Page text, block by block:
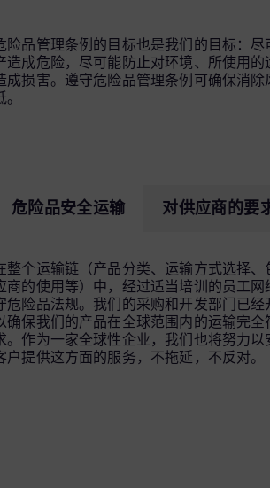
险品管理条例的目标也是我们的目标：尽
造成危险，尽可能防止对环境、所使用的
成损害。遵守危险品管理条例可确保消除
。
危险品安全运输 对供应商的要
整个运输链（产品分类、运输方式选择、
商的使用等）中，经过适当培训的员工网
危险品法规。我们的采购和开发部门已经
确保我们的产品在全球范围内的运输完全
。作为一家全球性企业，我们也将努力以
户提供这方面的服务，不拖延，不反对。